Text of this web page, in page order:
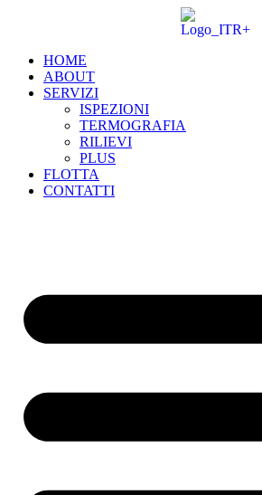
HOME
ABOUT
SERVIZI
ISPEZIONI
TERMOGRAFIA
RILIEVI
PLUS
FLOTTA
CONTATTI